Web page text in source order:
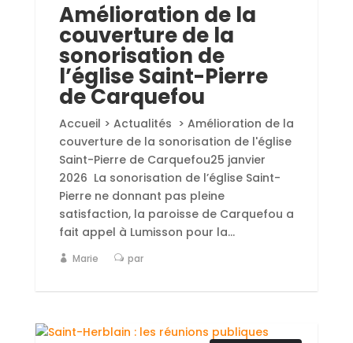
Amélioration de la
couverture de la
sonorisation de
l’église Saint-Pierre
de Carquefou
Accueil > Actualités > Amélioration de la
couverture de la sonorisation de l'église
Saint-Pierre de Carquefou25 janvier
2026 La sonorisation de l’église Saint-
Pierre ne donnant pas pleine
satisfaction, la paroisse de Carquefou a
fait appel à Lumisson pour la...
Marie par